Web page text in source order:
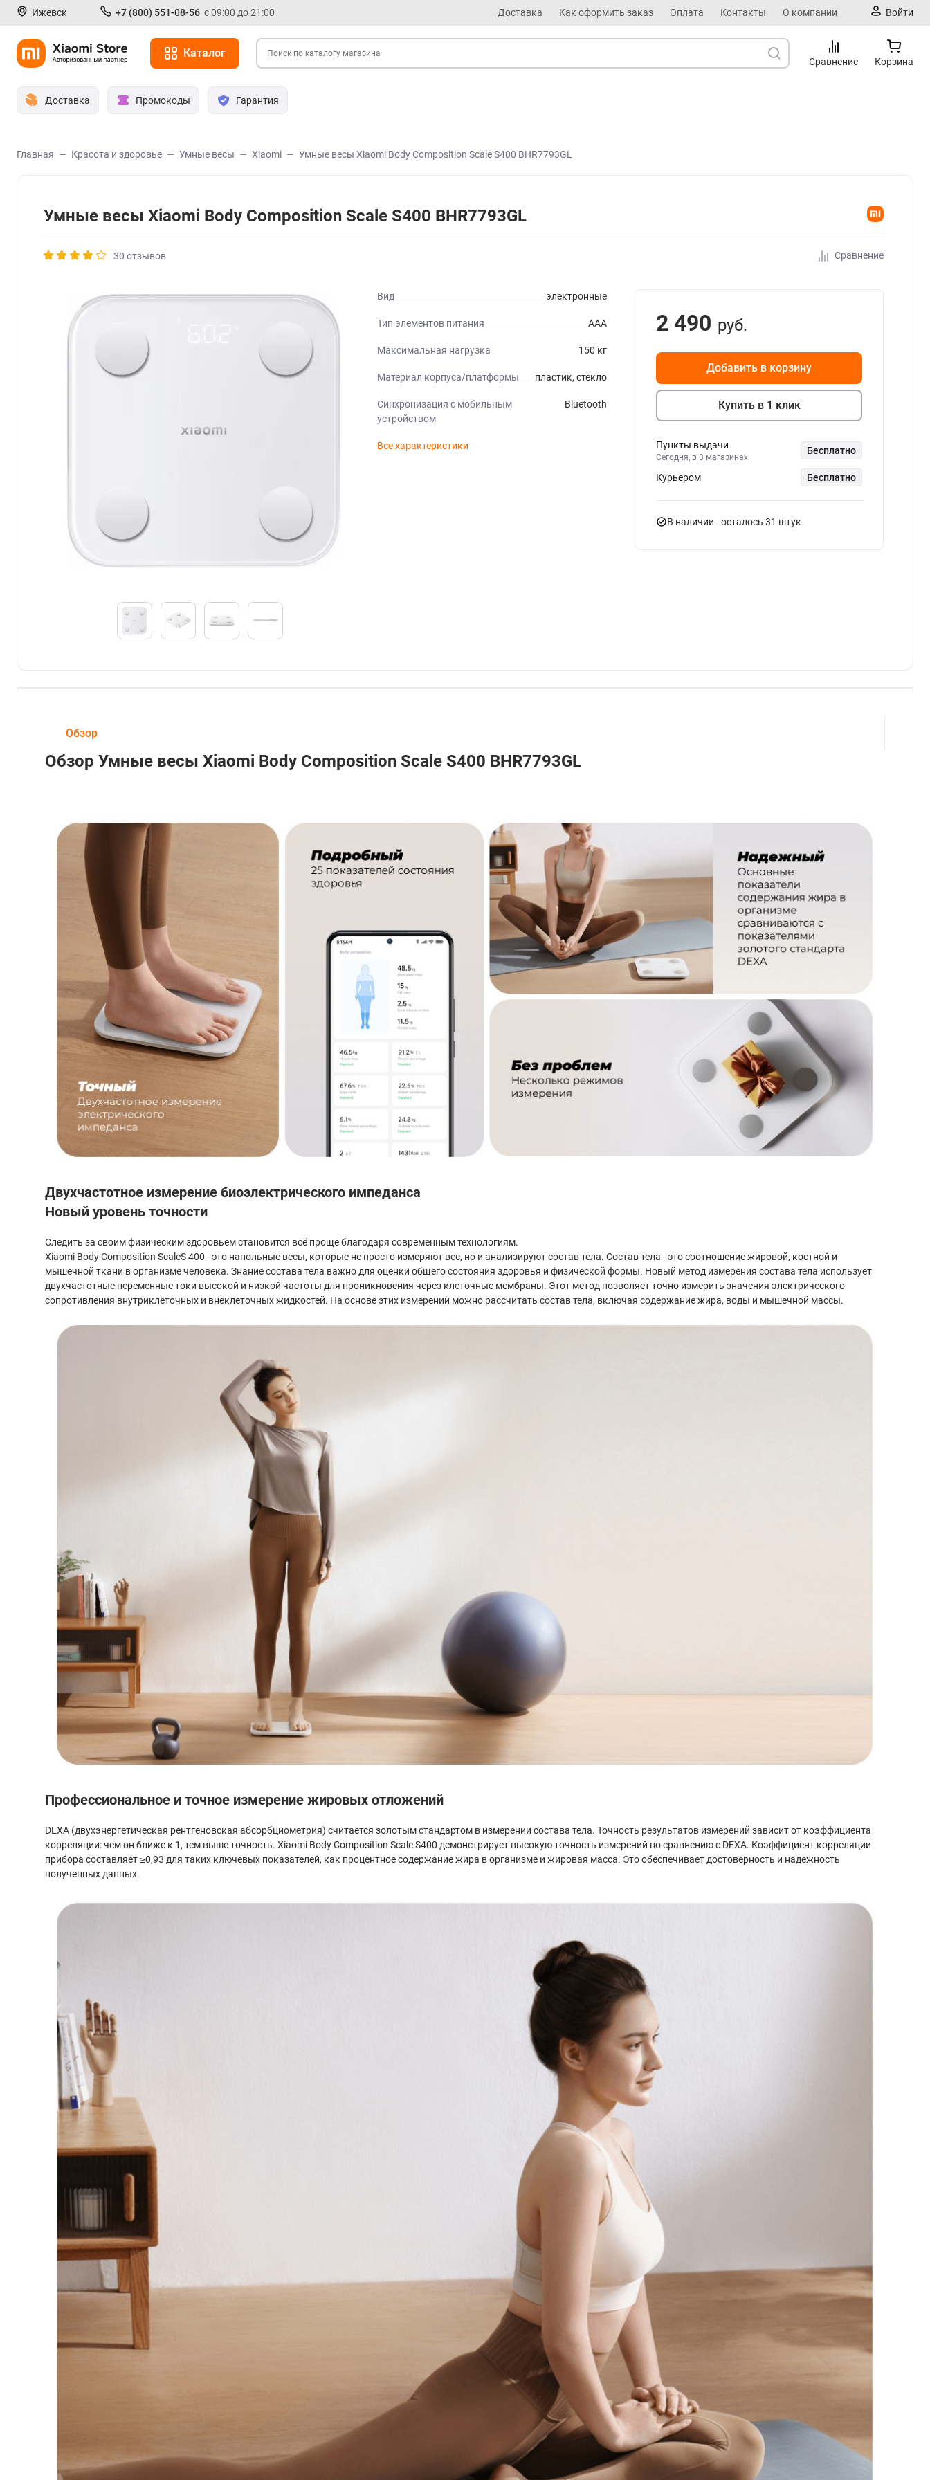
Ижевск +7 (800) 551-08-56 с 09:00 до 21:00 Доставка Как оформить заказ Оплата Контакты О компании Войти
Каталог
Сравнение Корзина
Доставка Промокоды Гарантия
Главная Красота и здоровье Умные весы Xiaomi Умные весы Xiaomi Body Composition Scale S400 BHR7793GL
Умные весы Xiaomi Body Composition Scale S400 BHR7793GL
30 отзывов Сравнение
Вид электронные
Тип элементов питания AAA
Максимальная нагрузка 150 кг
Материал корпуса/платформы пластик, стекло
Синхронизация с мобильным
устройством
Bluetooth
Все характеристики
2 490 руб.
Добавить в корзину
Купить в 1 клик
Пункты выдачи
Сегодня, в 3 магазинах
Бесплатно
Курьером Бесплатно
В наличии - осталось 31 штук
Обзор
Обзор Умные весы Xiaomi Body Composition Scale S400 BHR7793GL
Двухчастотное измерение биоэлектрического импеданса
Новый уровень точности
Следить за своим физическим здоровьем становится всё проще благодаря современным технологиям.
Xiaomi Body Composition ScaleS 400 - это напольные весы, которые не просто измеряют вес, но и анализируют состав тела. Состав тела - это соотношение жировой, костной и
мышечной ткани в организме человека. Знание состава тела важно для оценки общего состояния здоровья и физической формы. Новый метод измерения состава тела использует
двухчастотные переменные токи высокой и низкой частоты для проникновения через клеточные мембраны. Этот метод позволяет точно измерить значения электрического
сопротивления внутриклеточных и внеклеточных жидкостей. На основе этих измерений можно рассчитать состав тела, включая содержание жира, воды и мышечной массы.
Профессиональное и точное измерение жировых отложений
DEXA (двухэнергетическая рентгеновская абсорбциометрия) считается золотым стандартом в измерении состава тела. Точность результатов измерений зависит от коэффициента
корреляции: чем он ближе к 1, тем выше точность. Xiaomi Body Composition Scale S400 демонстрирует высокую точность измерений по сравнению с DEXA. Коэффициент корреляции
прибора составляет ≥0,93 для таких ключевых показателей, как процентное содержание жира в организме и жировая масса. Это обеспечивает достоверность и надежность
полученных данных.